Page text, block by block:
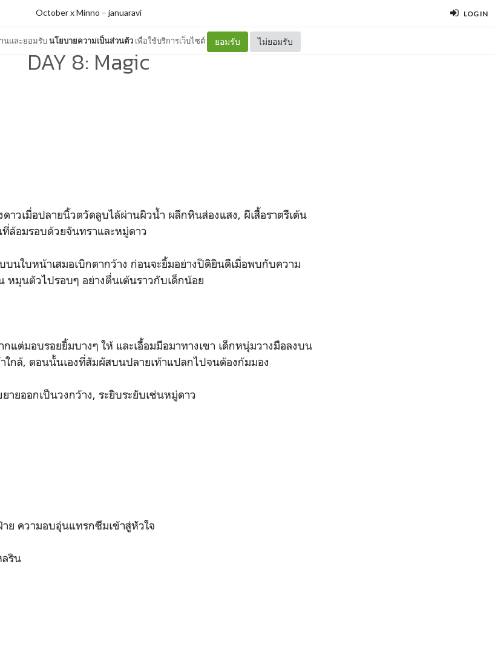
LOG IN
นและยอมรับนโยบายความเป็นส่วนตัว เพื่อใช้บริการเว็บไซต์ ยอมรับ ไม่ยอมรับ
October x Minno – januaravi
DAY 8: Magic
าวเมื่อปลายนิ้วตวัดลูบไล้ผ่านผิวน้ำ ผลึกหินส่องแสง, ผีเสื้อราตรีเต้น
ล้อมรอบด้วยจันทราและหมู่ดาว
นใบหน้าเสมอเบิกตากว้าง ก่อนจะยิ้มอย่างปิติยินดีเมื่อพบกับความ
หมุนตัวไปรอบๆ อย่างตื่นเต้นราวกับเด็กน้อย
แต่มอบรอยยิ้มบางๆ ให้ และเอื้อมมือมาทางเขา เด็กหนุ่มวางมือลงบน
ใกล้, ตอนนั้นเองที่สัมผัสบนปลายเท้าแปลกไปจนต้องก้มมอง
ยออกเป็นวงกว้าง, ระยิบระยับเช่นหมู่ดาว
ย ความอบอุ่นแทรกซึมเข้าสู่หัวใจ
ลริน